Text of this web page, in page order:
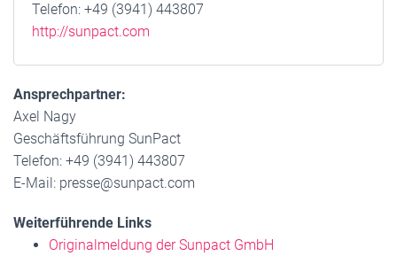
Telefon: +49 (3941) 443807
http://sunpact.com
Ansprechpartner:
Axel Nagy
Geschäftsführung SunPact
Telefon: +49 (3941) 443807
E-Mail: presse@sunpact.com
Weiterführende Links
Originalmeldung der Sunpact GmbH